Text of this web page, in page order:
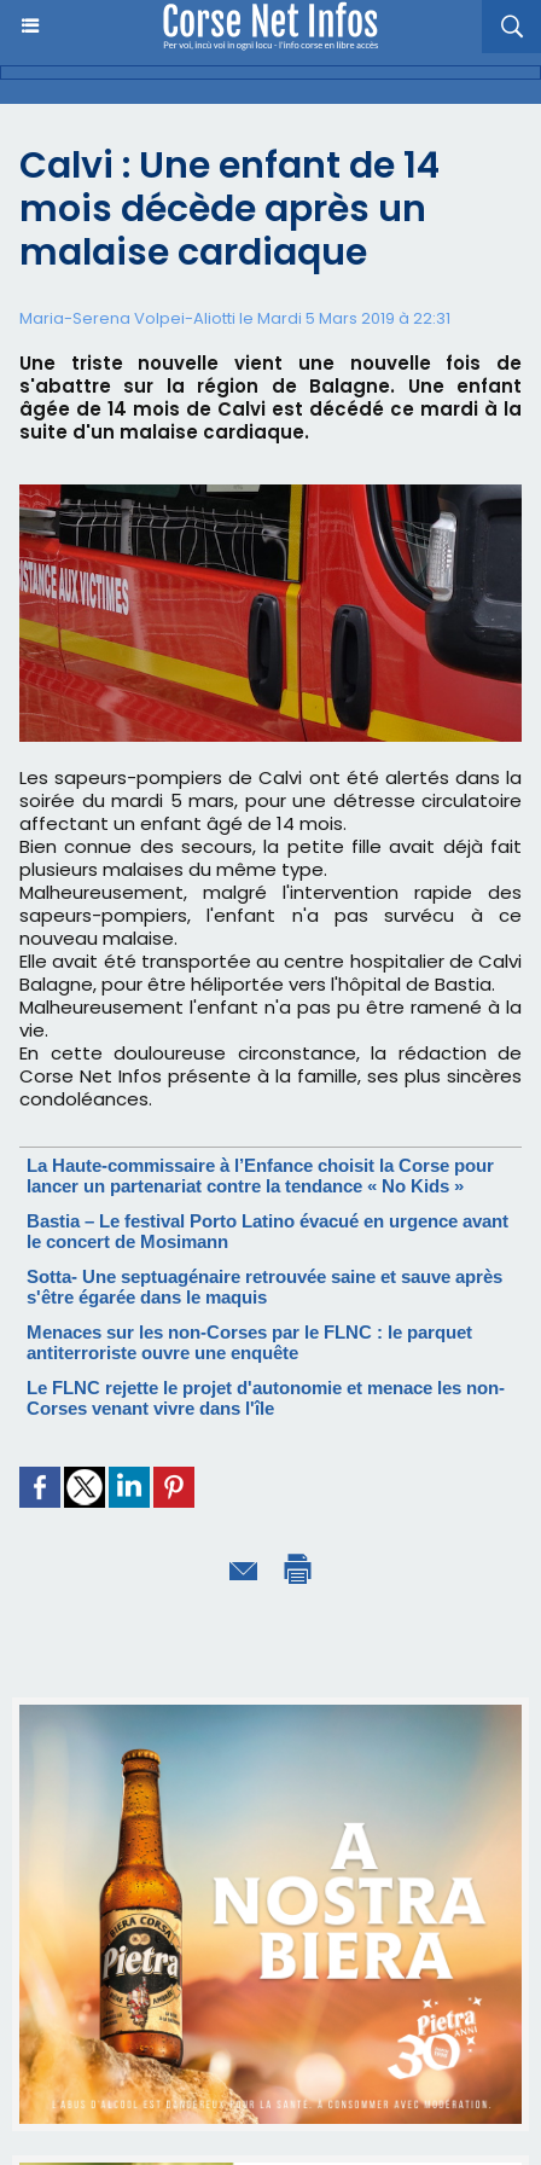
Calvi : Une enfant de 14
mois décède après un
malaise cardiaque
Maria-Serena Volpei-Aliotti le Mardi 5 Mars 2019 à 22:31
Une triste nouvelle vient une nouvelle fois de
s'abattre sur la région de Balagne. Une enfant
âgée de 14 mois de Calvi est décédé ce mardi à la
suite d'un malaise cardiaque.
Les sapeurs-pompiers de Calvi ont été alertés dans la
soirée du mardi 5 mars, pour une détresse circulatoire
affectant un enfant âgé de 14 mois.
Bien connue des secours, la petite fille avait déjà fait
plusieurs malaises du même type.
Malheureusement, malgré l'intervention rapide des
sapeurs-pompiers, l'enfant n'a pas survécu à ce
nouveau malaise.
Elle avait été transportée au centre hospitalier de Calvi
Balagne, pour être héliportée vers l'hôpital de Bastia.
Malheureusement l'enfant n'a pas pu être ramené à la
vie.
En cette douloureuse circonstance, la rédaction de
Corse Net Infos présente à la famille, ses plus sincères
condoléances.
La Haute-commissaire à l’Enfance choisit la Corse pour
lancer un partenariat contre la tendance « No Kids »
Bastia – Le festival Porto Latino évacué en urgence avant
le concert de Mosimann
Sotta- Une septuagénaire retrouvée saine et sauve après
s'être égarée dans le maquis
Menaces sur les non-Corses par le FLNC : le parquet
antiterroriste ouvre une enquête
Le FLNC rejette le projet d'autonomie et menace les non-
Corses venant vivre dans l'île